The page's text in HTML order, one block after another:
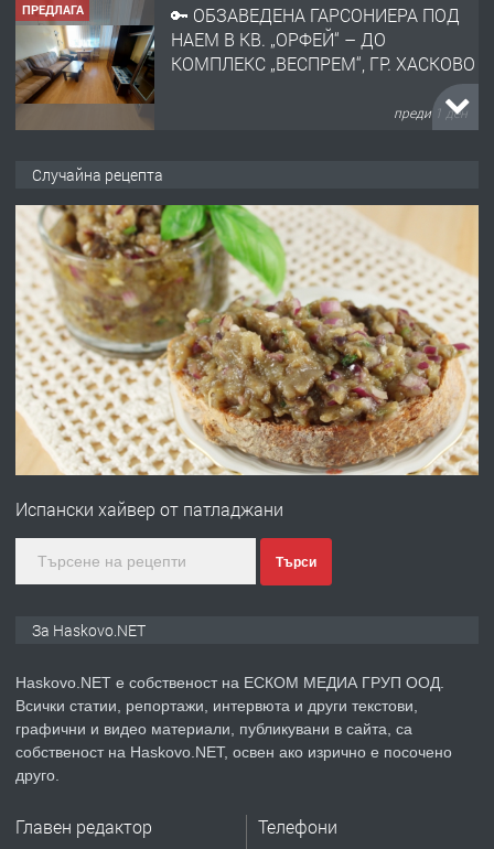
ПРЕДЛАГА
🔑 ОБЗАВЕДЕНА ГАРСОНИЕРА ПОД
НАЕМ В КВ. „ОРФЕЙ“ – ДО
КОМПЛЕКС „ВЕСПРЕМ“, ГР. ХАСКОВО
преди 1 ден
АПАРТАМЕНТ В ЦЕНТЪРА НА ГР.
ХАСКОВО
преди 2 дни
ПРЕДЛАГА Давам гараж под наем
преди 2 дни
ПРЕДЛАГА
№4120 Магазин/Офис под наем в кв.
градската градина!
преди 3 дни
ПРЕДЛАГА
Продавам парцел в гр. Хасково кв.
Случайна рецепта
Испански хайвер от патладжани
Търси
За Haskovo.NET
Haskovo.NET е собственост на ЕСКОМ МЕДИА ГРУП ООД.
Всички статии, репортажи, интервюта и други текстови,
графични и видео материали, публикувани в сайта, са
собственост на Haskovo.NET, освен ако изрично е посочено
друго.
Главен редактор Телефони